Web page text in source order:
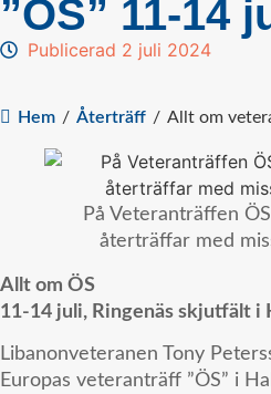
”ÖS” 11-14
Publicerad 2 juli 2024
Hem / Återträff / Allt om
På Veteranträffen
återträffar med
Allt om ÖS
11-14 juli, Ringenäs skjutfält i
Libanonveteranen Tony
Europas veteranträff ”ÖS” i